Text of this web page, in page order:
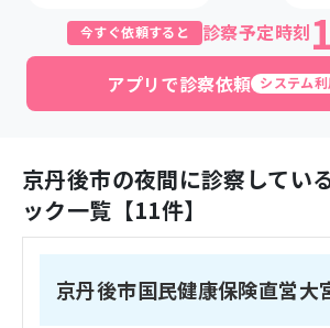
今すぐ依頼すると 診察予定時刻
アプリで診察依頼 システム
京丹後市の夜間に診察してい
ック一覧【11件】
京丹後市国民健康保険直営大